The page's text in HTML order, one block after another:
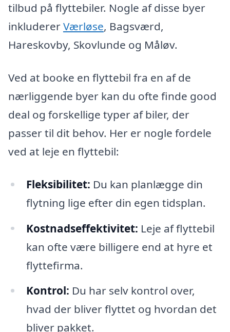
tilbud på flyttebiler. Nogle af disse byer
inkludererVærløse, Bagsværd,
Hareskovby, Skovlunde og Måløv.
Ved at booke en flyttebil fra en af de
nærliggende byer kan du ofte finde good
deal og forskellige typer af biler, der
passer til dit behov. Her er nogle fordele
ved at leje en flyttebil:
Fleksibilitet: Du kan planlægge din
flytning lige efter din egen tidsplan.
Kostnadseffektivitet: Leje af flyttebil
kan ofte være billigere end at hyre et
flyttefirma.
Kontrol: Du har selv kontrol over,
hvad der bliver flyttet og hvordan det
bliver pakket.